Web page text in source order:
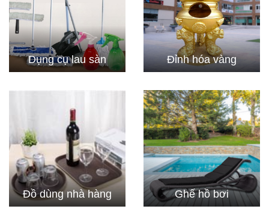
Dụng cụ lau sàn Đỉnh hóa vàng
Đồ dùng nhà hàng Ghế hồ bơi